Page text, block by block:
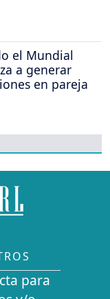
el Mundial
a generar
en pareja
para